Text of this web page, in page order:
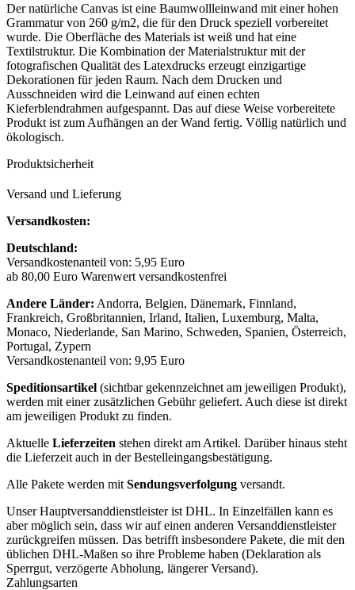
Der natürliche Canvas ist eine Baumwollleinwand mit einer hohen
Grammatur von 260 g/m2, die für den Druck speziell vorbereitet
wurde. Die Oberfläche des Materials ist weiß und hat eine
Textilstruktur. Die Kombination der Materialstruktur mit der
fotografischen Qualität des Latexdrucks erzeugt einzigartige
Dekorationen für jeden Raum. Nach dem Drucken und
Ausschneiden wird die Leinwand auf einen echten
Kieferblendrahmen aufgespannt. Das auf diese Weise vorbereitete
Produkt ist zum Aufhängen an der Wand fertig. Völlig natürlich und
ökologisch.
Produktsicherheit
Versand und Lieferung
Versandkosten:
Deutschland:
Versandkostenanteil von: 5,95 Euro
ab 80,00 Euro Warenwert versandkostenfrei
Andere Länder: Andorra, Belgien, Dänemark, Finnland,
Frankreich, Großbritannien, Irland, Italien, Luxemburg, Malta,
Monaco, Niederlande, San Marino, Schweden, Spanien, Österreich,
Portugal, Zypern
Versandkostenanteil von: 9,95 Euro
Speditionsartikel (sichtbar gekennzeichnet am jeweiligen Produkt),
werden mit einer zusätzlichen Gebühr geliefert. Auch diese ist direkt
am jeweiligen Produkt zu finden.
Aktuelle Lieferzeiten stehen direkt am Artikel. Darüber hinaus steht
die Lieferzeit auch in der Bestelleingangsbestätigung.
Alle Pakete werden mit Sendungsverfolgung versandt.
Unser Hauptversanddienstleister ist DHL. In Einzelfällen kann es
aber möglich sein, dass wir auf einen anderen Versanddienstleister
zurückgreifen müssen. Das betrifft insbesondere Pakete, die mit den
üblichen DHL-Maßen so ihre Probleme haben (Deklaration als
Sperrgut, verzögerte Abholung, längerer Versand).
Zahlungsarten